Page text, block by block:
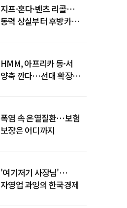
지프·혼다·벤츠 리콜…
동력 상실부터 후방카메라
HMM, 아프리카 동·서
양축 깐다…선대 확장
폭염 속 온열질환…보험
보장은 어디까지
'여기저기 사장님'…
자영업 과잉의 한국경제